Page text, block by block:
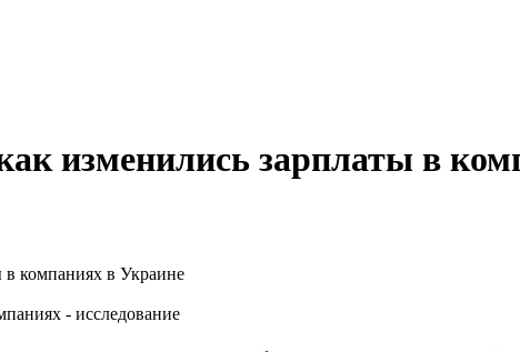
изменились зарплаты в
- исследование